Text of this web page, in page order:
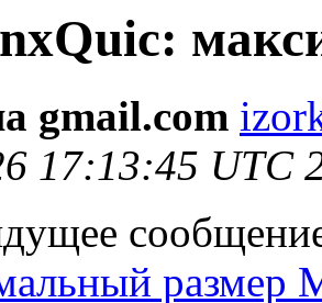
gmail.com
17:13:45 UTC
размер